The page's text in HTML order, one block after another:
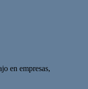
en empresas,